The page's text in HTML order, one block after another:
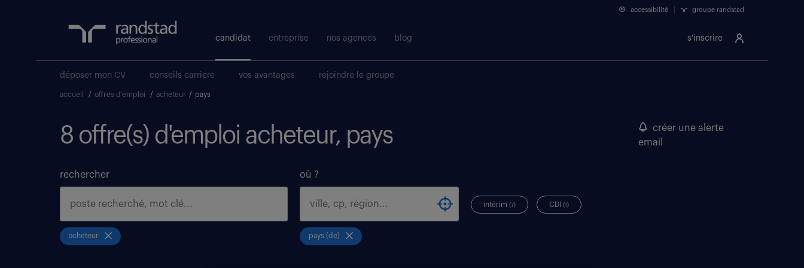
s'inscrire
accessibilité groupe randstad
candidat entreprise nos agences blog
déposer mon CV conseils carriere vos avantages rejoindre le groupe
accueil / offres d'emploi / acheteur / pays
8 offre(s) d'emploi acheteur, pays
créer une alerte
email
rechercher
acheteur
où ?
pays (de)
intérim(7) CDI(1)